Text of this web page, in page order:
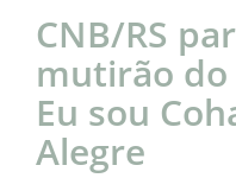
CNB/RS
mutirão do
Eu sou
Alegre